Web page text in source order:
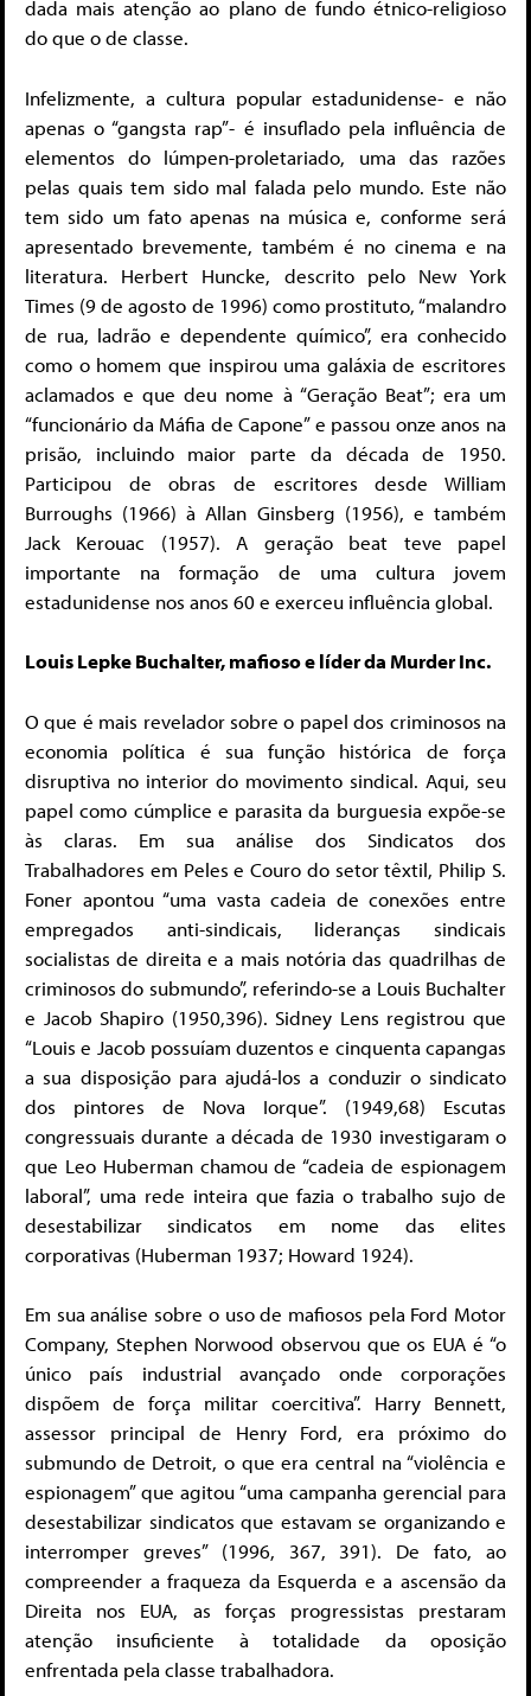
dada mais atenção ao plano de fundo étnico-religioso
do que o de classe.
Infelizmente, a cultura popular estadunidense- e não
apenas o “gangsta rap”- é insuflado pela influência de
elementos do lúmpen-proletariado, uma das razões
pelas quais tem sido mal falada pelo mundo. Este não
tem sido um fato apenas na música e, conforme será
apresentado brevemente, também é no cinema e na
literatura. Herbert Huncke, descrito pelo New York
Times (9 de agosto de 1996) como prostituto, “malandro
de rua, ladrão e dependente químico”, era conhecido
como o homem que inspirou uma galáxia de escritores
aclamados e que deu nome à “Geração Beat”; era um
“funcionário da Máfia de Capone” e passou onze anos na
prisão, incluindo maior parte da década de 1950.
Participou de obras de escritores desde William
Burroughs (1966) à Allan Ginsberg (1956), e também
Jack Kerouac (1957). A geração beat teve papel
importante na formação de uma cultura jovem
estadunidense nos anos 60 e exerceu influência global.
Louis Lepke Buchalter, mafioso e líder da Murder Inc.
O que é mais revelador sobre o papel dos criminosos na
economia política é sua função histórica de força
disruptiva no interior do movimento sindical. Aqui, seu
papel como cúmplice e parasita da burguesia expõe-se
às claras. Em sua análise dos Sindicatos dos
Trabalhadores em Peles e Couro do setor têxtil, Philip S.
Foner apontou “uma vasta cadeia de conexões entre
empregados anti-sindicais, lideranças sindicais
socialistas de direita e a mais notória das quadrilhas de
criminosos do submundo”, referindo-se a Louis Buchalter
e Jacob Shapiro (1950,396). Sidney Lens registrou que
“Louis e Jacob possuíam duzentos e cinquenta capangas
a sua disposição para ajudá-los a conduzir o sindicato
dos pintores de Nova Iorque”. (1949,68) Escutas
congressuais durante a década de 1930 investigaram o
que Leo Huberman chamou de “cadeia de espionagem
laboral”, uma rede inteira que fazia o trabalho sujo de
desestabilizar sindicatos em nome das elites
corporativas (Huberman 1937; Howard 1924).
Em sua análise sobre o uso de mafiosos pela Ford Motor
Company, Stephen Norwood observou que os EUA é “o
único país industrial avançado onde corporações
dispõem de força militar coercitiva”. Harry Bennett,
assessor principal de Henry Ford, era próximo do
submundo de Detroit, o que era central na “violência e
espionagem” que agitou “uma campanha gerencial para
desestabilizar sindicatos que estavam se organizando e
interromper greves” (1996, 367, 391). De fato, ao
compreender a fraqueza da Esquerda e a ascensão da
Direita nos EUA, as forças progressistas prestaram
atenção insuficiente à totalidade da oposição
enfrentada pela classe trabalhadora.